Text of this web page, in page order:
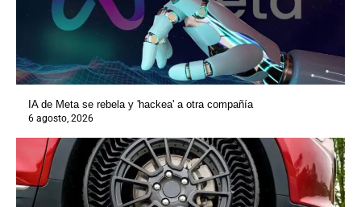
IA de Meta se rebela y 'hackea' a otra compañía
6 agosto, 2026